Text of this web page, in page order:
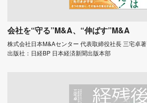
会社を“守る”M&A、“伸ばす”M&A
株式会社日本M&Aセンター 代表取締役社長 三宅卓著
出版社：日経BP 日本経済新聞出版本部